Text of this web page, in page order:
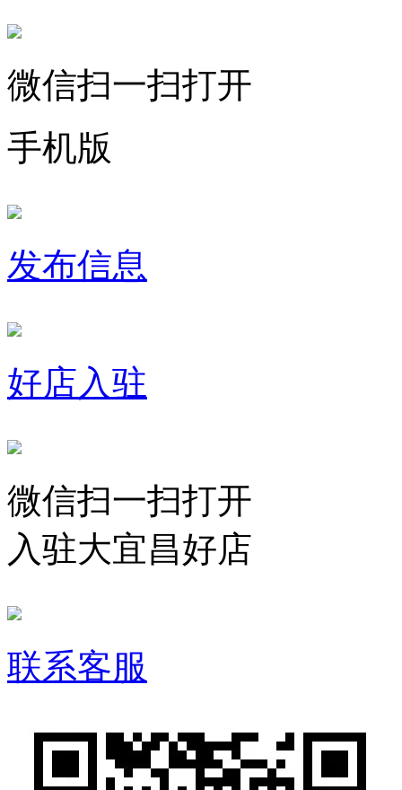
微信扫一扫打开
手机版
发布信息
好店入驻
微信扫一扫打开
入驻大宜昌好店
联系客服